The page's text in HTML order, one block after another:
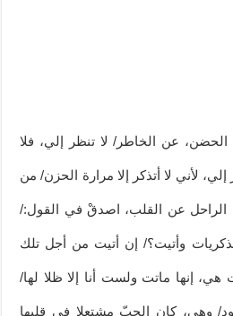
عن الخاطر/ لا تنظر إلي، فلا
لأني لا أتذكر إلا مرارة الحزن/ من
الراحل عن القلب، اصدقْ في القول:/
وأتيت؟/ إن أتيت من أجل تلك
هي، إنها ماتت ولست أنا إلا ظلا لها/
وهي، كان الحبّ مشتعلا في قلبها